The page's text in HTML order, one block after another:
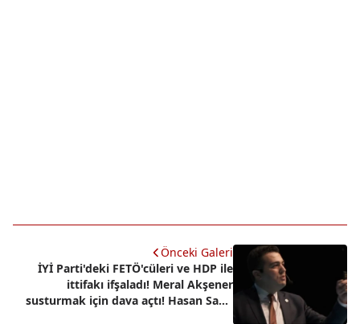
Önceki Galeri
İYİ Parti'deki FETÖ'cüleri ve HDP ile
ittifakı ifşaladı! Meral Akşener
susturmak için dava açtı! Hasan Sami